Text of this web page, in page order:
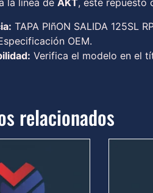
la línea de AKT, este repuesto
TAPA PIñON SALIDA 125SL
OEM.
Verifica el modelo en el
relacionados